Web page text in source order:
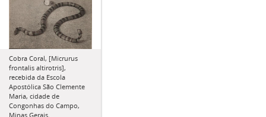
Cobra Coral, [Micrurus
frontalis altirotris],
recebida da Escola
Apostólica São Clemente
Maria, cidade de
Congonhas do Campo,
Minas Gerais.